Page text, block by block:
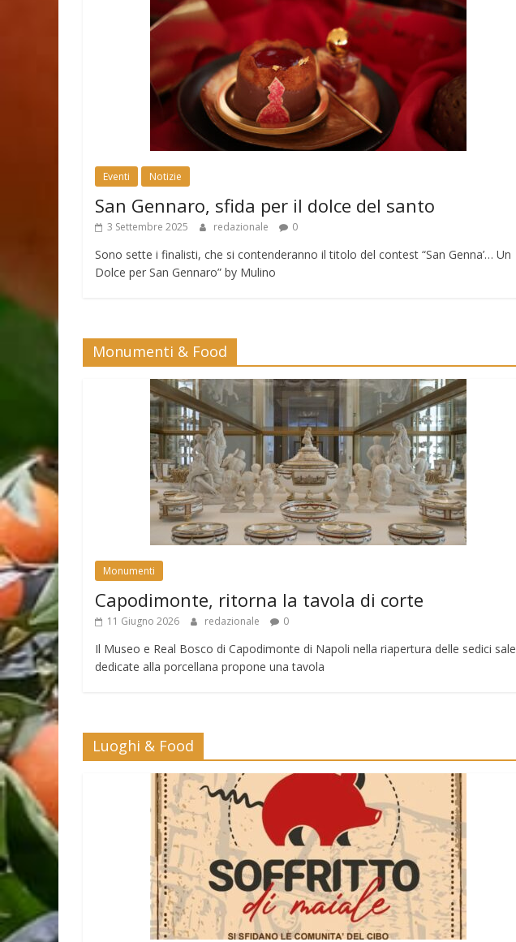
Eventi Notizie
San Gennaro, sfida per il dolce del santo
3 Settembre 2025 redazionale 0
Sono sette i finalisti, che si contenderanno il titolo del contest “San Genna’… Un
Dolce per San Gennaro” by Mulino
Monumenti & Food
Monumenti
Capodimonte, ritorna la tavola di corte
11 Giugno 2026 redazionale 0
Il Museo e Real Bosco di Capodimonte di Napoli nella riapertura delle sedici sale
dedicate alla porcellana propone una tavola
Luoghi & Food